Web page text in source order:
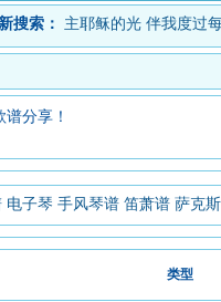
搜索： 主耶稣的光 伴我度过
分享！
电子琴 手风琴谱 笛萧谱 萨克
类型